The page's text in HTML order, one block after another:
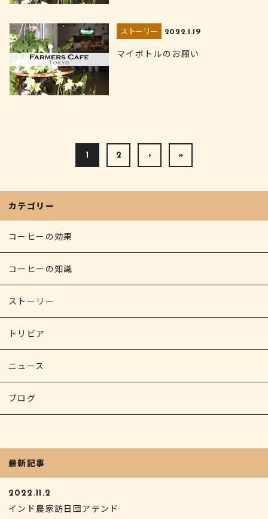
ストーリー 2022.1.19
マイボトルのお願い
1 2 › »
カテゴリー
コーヒーの効果
コーヒーの知識
ストーリー
トリビア
ニュース
ブログ
最新記事
2022.11.2
インド農家訪日団アテンド